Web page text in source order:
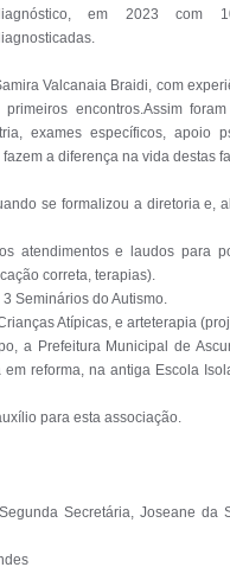
em 2023 com
Valcanaia Braidi, com
encontros.Assim
exames específicos, apoio
a diferença na vida destas
se formalizou a diretoria e,
atendimentos e laudos para
correta, terapias).
Seminários do Autismo.
Atípicas, e arteterapia
a Prefeitura Municipal de
reforma, na antiga Escola
para esta associação.
Secretária, Joseane da